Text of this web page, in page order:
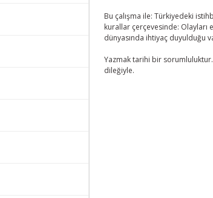
Bu çalışma ile: Türkiyedeki
kurallar çerçevesinde: Olayları
dünyasında ihtiyaç duyulduğu
Yazmak tarihi bir
dileğiyle.